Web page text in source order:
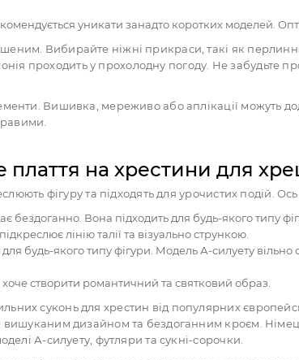
уникати занадто коротких моделей.
Вибирайте ніжні прикраси, такі як
проходить у прохолодну погоду. Не забудьте про
Вишивка, мереживо або аплікації можуть
плаття на хрестини для
фігуру та підходять для урочистих подій.
бездоганно. Вона підходить для будь-якого типу
лінію талії та візуально стрункою.
будь-якого типу фігури. Модель А-силуету вільно
створити романтичний та святковий образ.
суконь для хрестин від популярних
вишуканим дизайном та бездоганним кроєм.
А-силуету, футляри та сукні-сорочки.